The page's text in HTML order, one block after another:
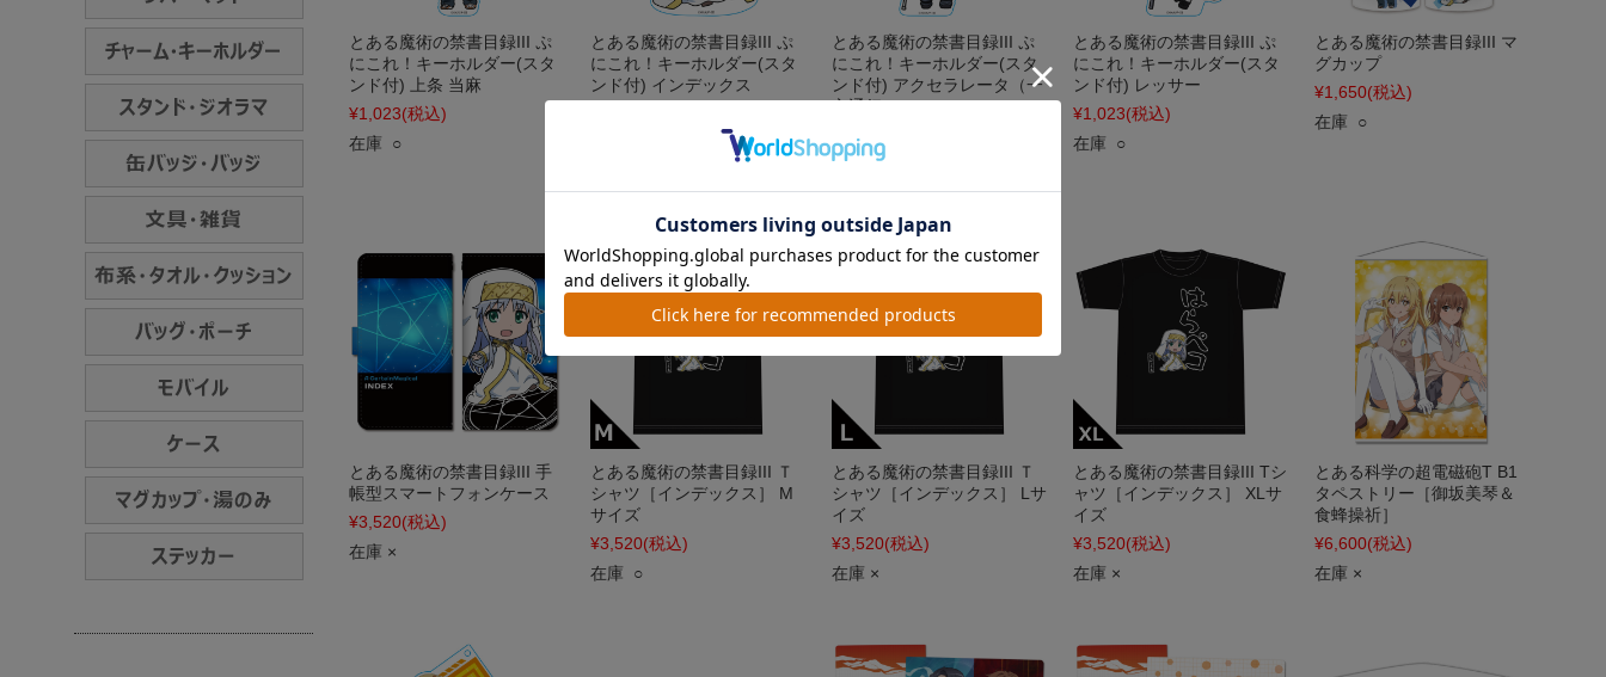
とある魔術の禁書目録III ぷ
にこれ！キーホルダー(スタ
ンド付) 上条 当麻
¥1,023(税込)
在庫 ○
とある魔術の禁書目録III ぷ
にこれ！キーホルダー(スタ
ンド付) インデックス
とある魔術の禁書目録III ぷ
にこれ！キーホルダー(スタ
ンド付) アクセラレータ（一
方通行）
¥1,023
在庫 ○
とある魔術の禁書目録III ぷ
にこれ！キーホルダー(スタ
ンド付) レッサー
¥1,023(税込)
在庫 ○
とある魔術の禁書目録III マ
グカップ
¥1,650(税込)
在庫 ○
とある魔術の禁書目録III 手
帳型スマートフォンケース
¥3,520(税込)
在庫 ×
とある魔術の禁書目録III Ｔ
シャツ［インデックス］ M
サイズ
¥3,520(税込)
在庫 ○
とある魔術の禁書目録III Ｔ
シャツ［インデックス］ Lサ
イズ
¥3,520(税込)
在庫 ×
とある魔術の禁書目録III Tシ
ャツ［インデックス］ XLサ
イズ
¥3,520(税込)
在庫 ×
とある科学の超電磁砲T B1
タペストリー［御坂美琴＆
食蜂操祈］
¥6,600(税込)
在庫 ×